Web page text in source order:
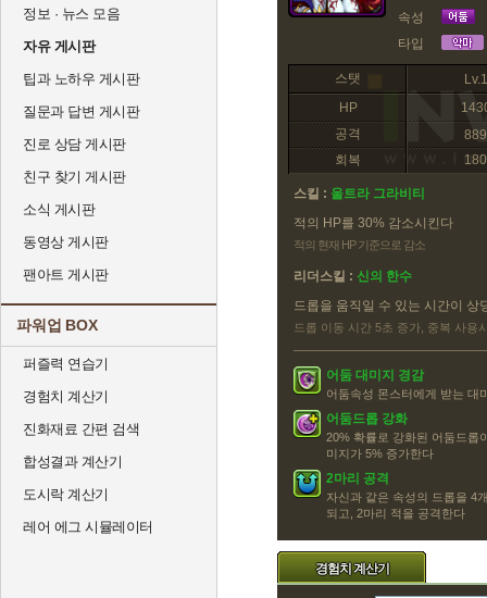
정보 · 뉴스 모음
자유 게시판
팁과 노하우 게시판
질문과 답변 게시판
진로 상담 게시판
친구 찾기 게시판
소식 게시판
동영상 게시판
팬아트 게시판
파워업 BOX
퍼즐력 연습기
경험치 계산기
진화재료 간편 검색
합성결과 계산기
도시락 계산기
레어 에그 시뮬레이터
속성
타입
스탯
Lv.1
HP
공격
889
회복
180
스킬 : 울트라 그라비티
적의 HP를 30% 감소시킨다
적의 현재 HP 기준으로 감소
리더스킬 : 신의 한수
드롭을 움직일 수 있는 시간이 상
드롭 이동 시간 5초 증가, 중복 사용
어둠 대미지 경감
어둠속성 몬스터에게 받는 대
어둠드롭 강화
20% 확률로 강화된 어둠드롭
미지가 5% 증가한다
2마리 공격
자신과 같은 속성의 드롭을 4
되고, 2마리 적을 공격한다
경험치 계산기